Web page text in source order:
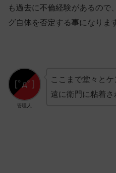
も過去に不倫経験があるので
グ自体を否定する事になりま
管理人
ここまで堂々と
遠に衛門に粘着さ